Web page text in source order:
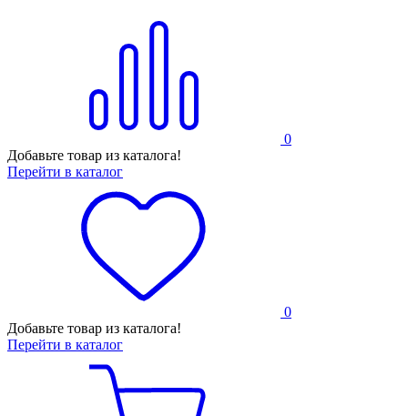
0
Добавьте товар из каталога!
Перейти в каталог
0
Добавьте товар из каталога!
Перейти в каталог